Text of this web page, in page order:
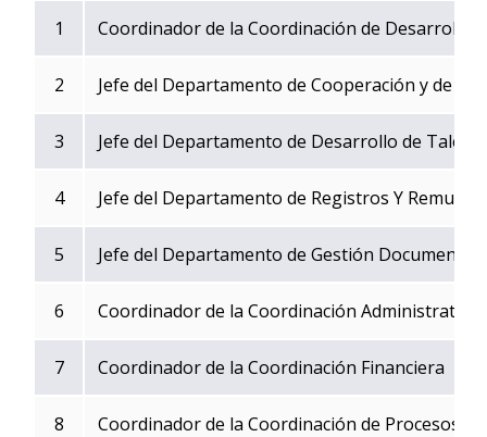
1 Coordinador de la Coordinación de Desarrollo
2 Jefe del Departamento de Cooperación y de
3 Jefe del Departamento de Desarrollo de
4 Jefe del Departamento de Registros Y
5 Jefe del Departamento de Gestión Documental
6 Coordinador de la Coordinación Administrativa
7 Coordinador de la Coordinación Financiera
8 Coordinador de la Coordinación de Procesos y